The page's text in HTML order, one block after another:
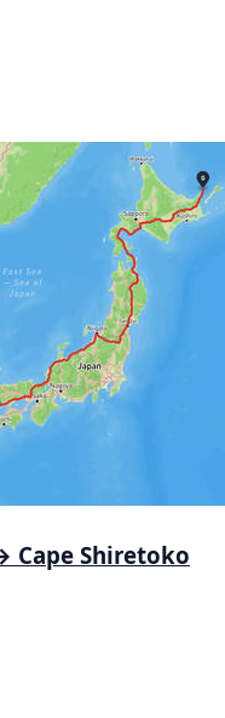
Cape Shiretoko